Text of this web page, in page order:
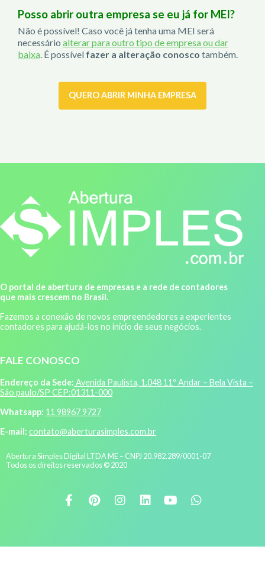
Posso abrir outra empresa se eu já for MEI?
Não é possível! Caso você já tenha uma MEI será
necessário alterar para outro tipo de empresa ou dar
baixa. É possível fazer a alteração conosco também.
QUERO ABRIR MINHA EMPRESA
O portal de abertura de empresas e a rede de contadores
que mais crescem no Brasil.
Fazemos a conexão de novos empreendedores a experientes
contadores para ajudá-los no início de seus negócios.
FALE CONOSCO
Endereço da Sede: Avenida Paulista, 1.048 11º Andar – Bela Vista –
São paulo/SP CEP:01311-000
Whatsapp: 11 98967 9727
E-mail: contato@aberturasimples.com.br
Abertura Simples Digital LTDA ME – CNPJ 20.982.289/0001-07
Todos os direitos reservados © 2020